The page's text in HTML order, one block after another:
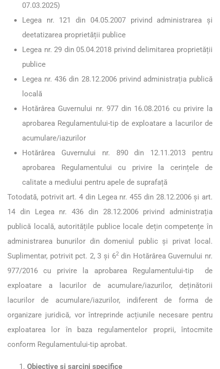
07.03.2025)
Legea nr. 121 din 04.05.2007 privind administrarea și
deetatizarea proprietății publice
Legea nr. 29 din 05.04.2018 privind delimitarea proprietății
publice
Legea nr. 436 din 28.12.2006 privind administrația publică
locală
Hotărârea Guvernului nr. 977 din 16.08.2016 cu privire la
aprobarea Regulamentului-tip de exploatare a lacurilor de
acumulare/iazurilor
Hotărârea Guvernului nr. 890 din 12.11.2013 pentru
aprobarea Regulamentului cu privire la cerințele de
calitate a mediului pentru apele de suprafață
Totodată, potrivit art. 4 din Legea nr. 455 din 28.12.2006 și art.
14 din Legea nr. 436 din 28.12.2006 privind administrația
publică locală, autoritățile publice locale dețin competențe în
administrarea bunurilor din domeniul public și privat local.
Suplimentar, potrivit pct. 2, 3 și 62din Hotărârea Guvernului nr.
977/2016 cu privire la aprobarea Regulamentului-tip de
exploatare a lacurilor de acumulare/iazurilor, deținătorii
lacurilor de acumulare/iazurilor, indiferent de forma de
organizare juridică, vor întreprinde acțiunile necesare pentru
exploatarea lor în baza regulamentelor proprii, întocmite
conform Regulamentului-tip aprobat.
Obiective și sarcini specifice